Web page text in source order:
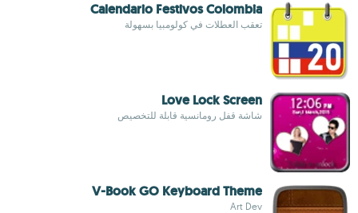
Calendario Festivos Colombia
تعقب العطلات في كولومبيا بسهولة
Love Lock Screen
شاشة قفل رومانسية قابلة للتخصيص
V-Book GO Keyboard Theme
Art Dev